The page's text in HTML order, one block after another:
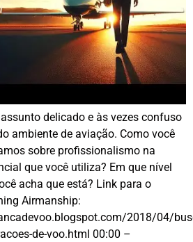
delicado e às vezes confuso
ambiente de aviação. Como você
sobre profissionalismo na
que você utiliza? Em que nível
acha que está? Link para o
Airmanship:
2018/04/
de-voo.html 00:00 –